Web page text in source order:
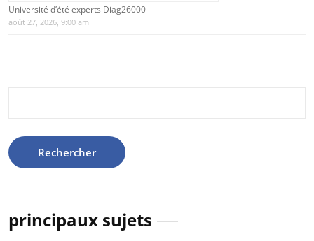
Université d’été experts Diag26000
août 27, 2026, 9:00 am
principaux sujets